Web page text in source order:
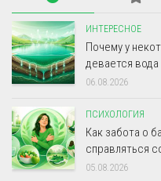
ИНТЕРЕСНОЕ
Почему у
девается вода
06.08.2026
ПСИХОЛОГИЯ
Как забота о
справляться
05.08.2026